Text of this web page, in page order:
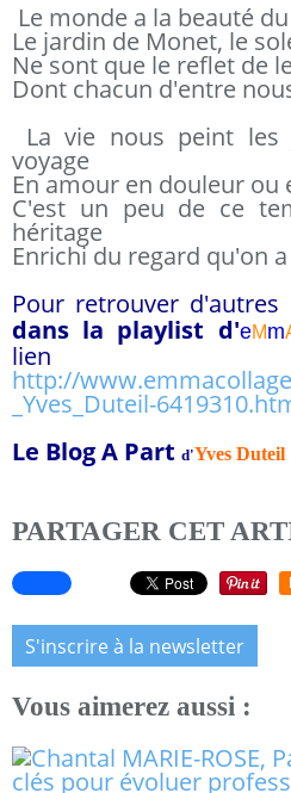
Le monde a la beauté
Le jardin de Monet, le
Ne sont que le reflet de
Dont chacun d'entre
La vie nous peint
voyage
En amour en douleur ou
C'est un peu de ce
héritage
Enrichi du regard qu'on
Pour retrouver d'autres
dans la playlist d'eMm
http://
_Yves_Duteil-
Le Blog A Part d'Yves Duteil
PARTAGER CET
S'inscrire à la newsletter
Vous aimerez aussi :